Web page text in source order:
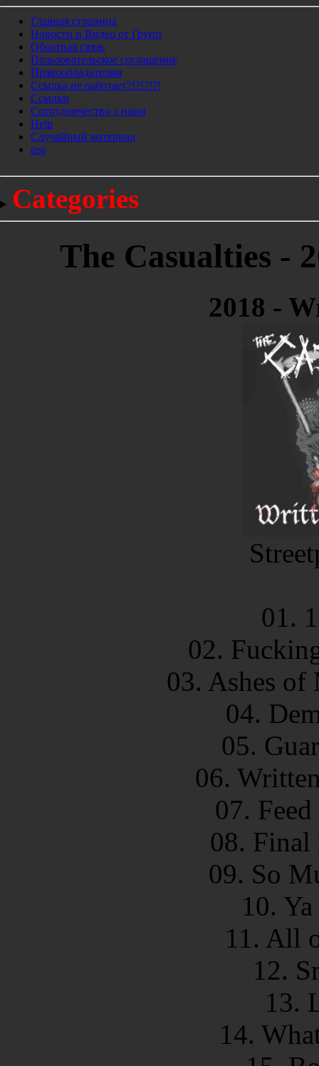
Главная страница
Новости и Видео от Групп
Обратная связь
Пользовательское соглашение
Правообладателям
Ссылка не работает?!?!?!?!
Ссылки
Сотрудничество с нами
Help
Cлучайный материал
test
Categories
The Casualties -
2018 -
01.
02.
03. Ashes of
04.
05.
06.
07.
08. Final
09. So
10.
11. All
12.
13.
14.